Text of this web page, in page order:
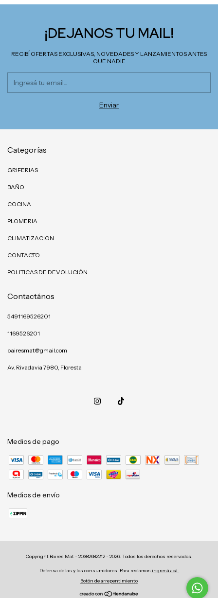
¡DEJANOS TU MAIL!
RECIBÍ OFERTAS EXCLUSIVAS, NOVEDADES Y LANZAMIENTOS ANTES
QUE NADIE
Categorías
GRIFERIAS
BAÑO
COCINA
PLOMERIA
CLIMATIZACION
CONTACTO
POLITICAS DE DEVOLUCIÓN
Contactános
5491169526201
1169526201
bairesmat@gmail.com
Av. Rivadavia 7980, Floresta
Medios de pago
Medios de envío
Copyright Baires Mat - 20382682212 - 2026. Todos los derechos reservados.
Defensa de las y los consumidores. Para reclamos ingresá acá.
Botón de arrepentimiento